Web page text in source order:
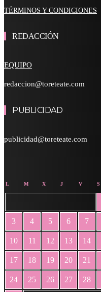
TÉRMINOS Y CONDICIONES
REDACCIÓN
EQUIPO
redaccion@toreteate.com
PUBLICIDAD
publicidad@toreteate.com
L M X J V S
3 4 5 6 7
10 11 12 13 14
17 18 19 20 21
24 25 26 27 28